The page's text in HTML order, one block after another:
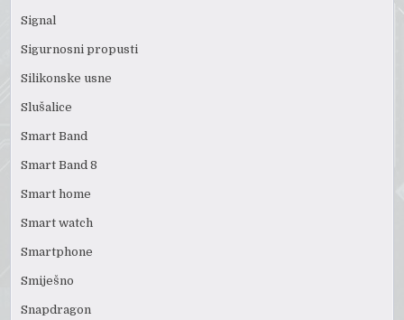
Signal
Sigurnosni propusti
Silikonske usne
Slušalice
Smart Band
Smart Band 8
Smart home
Smart watch
Smartphone
Smiješno
Snapdragon